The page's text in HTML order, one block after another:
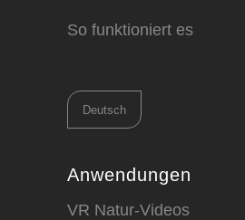
So funktioniert es
Sprache
auswählen
Anwendungen
VR Natur-Videos